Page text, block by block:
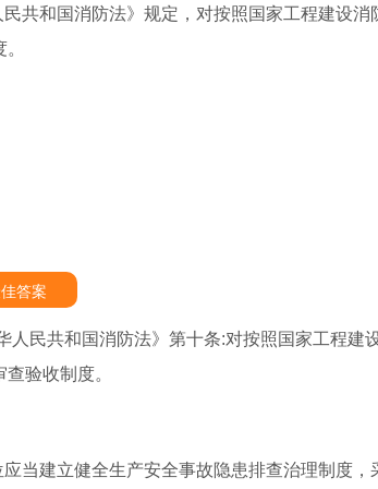
共和国消防法》规定，对按照国家工程建设
答案
人民共和国消防法》第十条:对按照国家工程建
验收制度。
当建立健全生产安全事故隐患排查治理制度，